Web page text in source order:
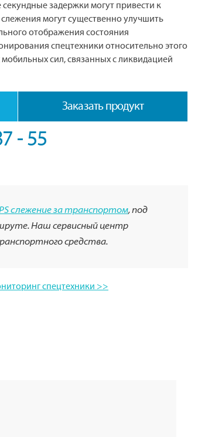
задержки могут привести к
могут существенно улучшить
отображения состояния
спецтехники относительно этого
сил, связанных с ликвидацией
Заказать продукт
- 55
слежение за транспортом, под
Наш сервисный центр
средства.
спецтехники >>